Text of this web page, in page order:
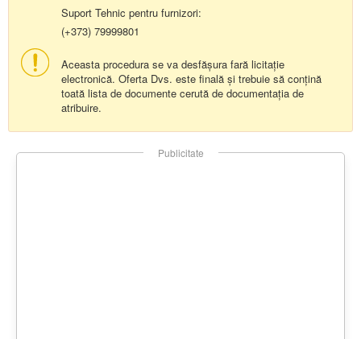
Suport Tehnic pentru furnizori:
(+373) 79999801
Aceasta procedura se va desfășura fară licitație
electronică. Oferta Dvs. este finală și trebuie să conțină
toată lista de documente cerută de documentația de
atribuire.
Publicitate